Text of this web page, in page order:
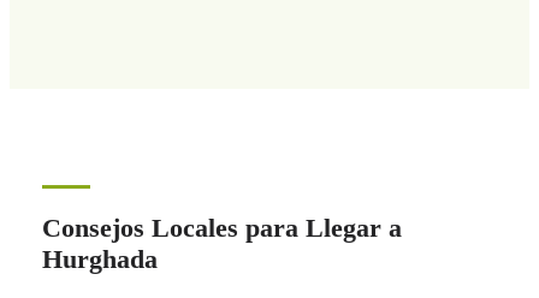
Consejos Locales para Llegar a
Hurghada